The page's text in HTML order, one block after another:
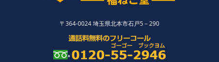
〒364-0024 埼玉県北本市石戸5－290